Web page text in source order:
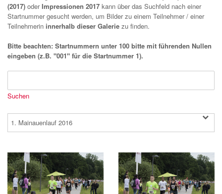
(2017) oderImpressionen 2017 kann über das Suchfeld nach einer
Startnummer gesucht werden, um Bilder zu einem Teilnehmer / einer
Teilnehmerin innerhalb dieser Galerie zu finden.
Bitte beachten: Startnummern unter 100 bitte mit führenden Nullen
eingeben (z.B. "001" für die Startnummer 1).
1. Mainauenlauf 2016